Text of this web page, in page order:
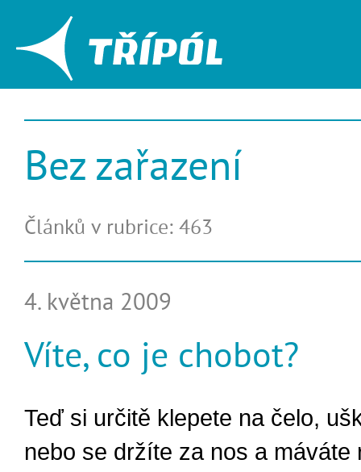
Bez zařazení
Článků v rubrice: 463
4. května 2009
Víte, co je chobot?
Teď si určitě klepete na čelo,
nebo se držíte za nos a máváte